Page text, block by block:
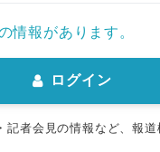
情報があります。
ログイン
記者会見の情報など、報道